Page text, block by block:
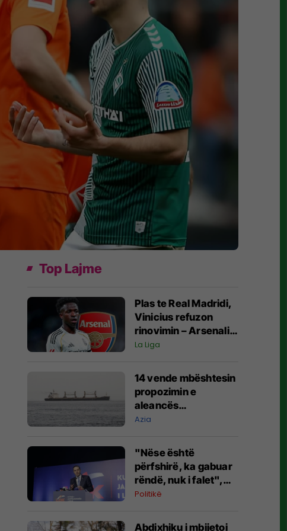
Top Lajme
Plas te Real Madridi,
Vinicius refuzon
rinovimin – Arsenali
gati ofertën 140
La Liga
14 vende mbështesin
propozimin e
aleancës
shumëkombëshe të
udhëhequr nga
Arabia Saudite
Azia
"Nëse është
përfshirë, ka gabuar
rëndë, nuk i falet",
Abdixhiku i çon
Ramës
Politikë
Abdixhiku i mbijetoi